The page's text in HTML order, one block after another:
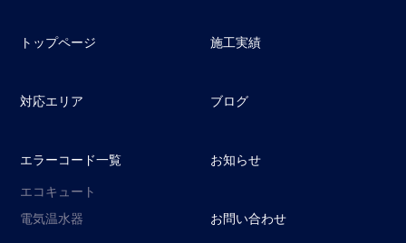
トップページ
対応エリア
エラーコード一覧
エコキュート
電気温水器
施工実績
ブログ
お知らせ
お問い合わせ